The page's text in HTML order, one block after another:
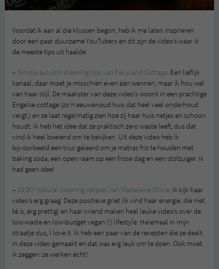
Voordat ik aan al die klussen begon, heb ik me laten inspireren
door een paar duurzame YouTubers en dit zijn de video’s waar ik
de meeste tips uit haalde:
– Simple autumn cleaning tips van Fairyland Cottage. Een lieflijk
kanaal, daar moet je misschien even aan wennen, maar ik hou wel
van haar stijl. De maakster van deze video’s woont in een prachtige
Engelse cottage (zo’n eeuwenoud huis dat heel veel onderhoud
vergt,) en ze laat regelmatig zien hoe zij haar huis netjes en schoon
houdt. Ik heb het idee dat ze praktisch zero waste leeft, dus dat
vind ik heel boeiend om te bekijken. Uit deze video heb ik
bijvoorbeeld een truc geleerd om je matras fris te houden met
baking soda, een open raam op een frisse dag en een stofzuiger. Ik
had geen idee!
– 20 DIY natural cleaning recipes van Madeleine Olivia. Ik kijk haar
video’s erg graag. Deze positieve griet (ik vind haar energie, die niet
té is, erg prettig) en haar vriend maken heel leuke video’s over de
low-waste en low-budget vegan (!) lifestyle. Helemaal in mijn
straatje dus, I love it. Ik heb een paar van de recepten die ze deelt
in deze video gemaakt en dat was erg leuk om te doen. Ook moet
ik zeggen: ze werken écht!